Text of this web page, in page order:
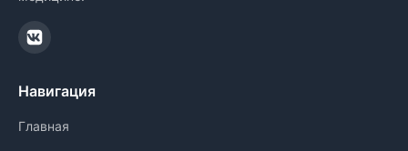
Навигация
Главная